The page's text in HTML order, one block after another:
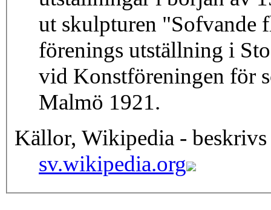
ut skulpturen "Sofvande
förenings utställning i
vid Konstföreningen för
Malmö 1921.
Källor, Wikipedia - beskrivs
sv.wikipedia.org